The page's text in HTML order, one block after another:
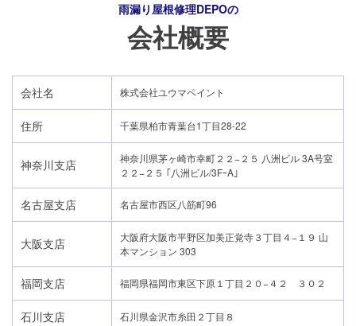
雨漏り屋根修理DEPOの
会社概要
会社名 株式会社ユウマペイント
住所 千葉県柏市青葉台1丁目28-22
神奈川支店
神奈川県茅ヶ崎市幸町２２−２５ 八洲ビル 3A号室
２２−２５ ｢八洲ビル/3FｰA｣
名古屋支店 名古屋市西区八筋町96
大阪支店
大阪府大阪市平野区加美正覚寺３丁目４−１９ 山
本マンション 303
福岡支店 福岡県福岡市東区下原１丁目２０−４２ ３０２
石川支店 石川県金沢市糸田２丁目８